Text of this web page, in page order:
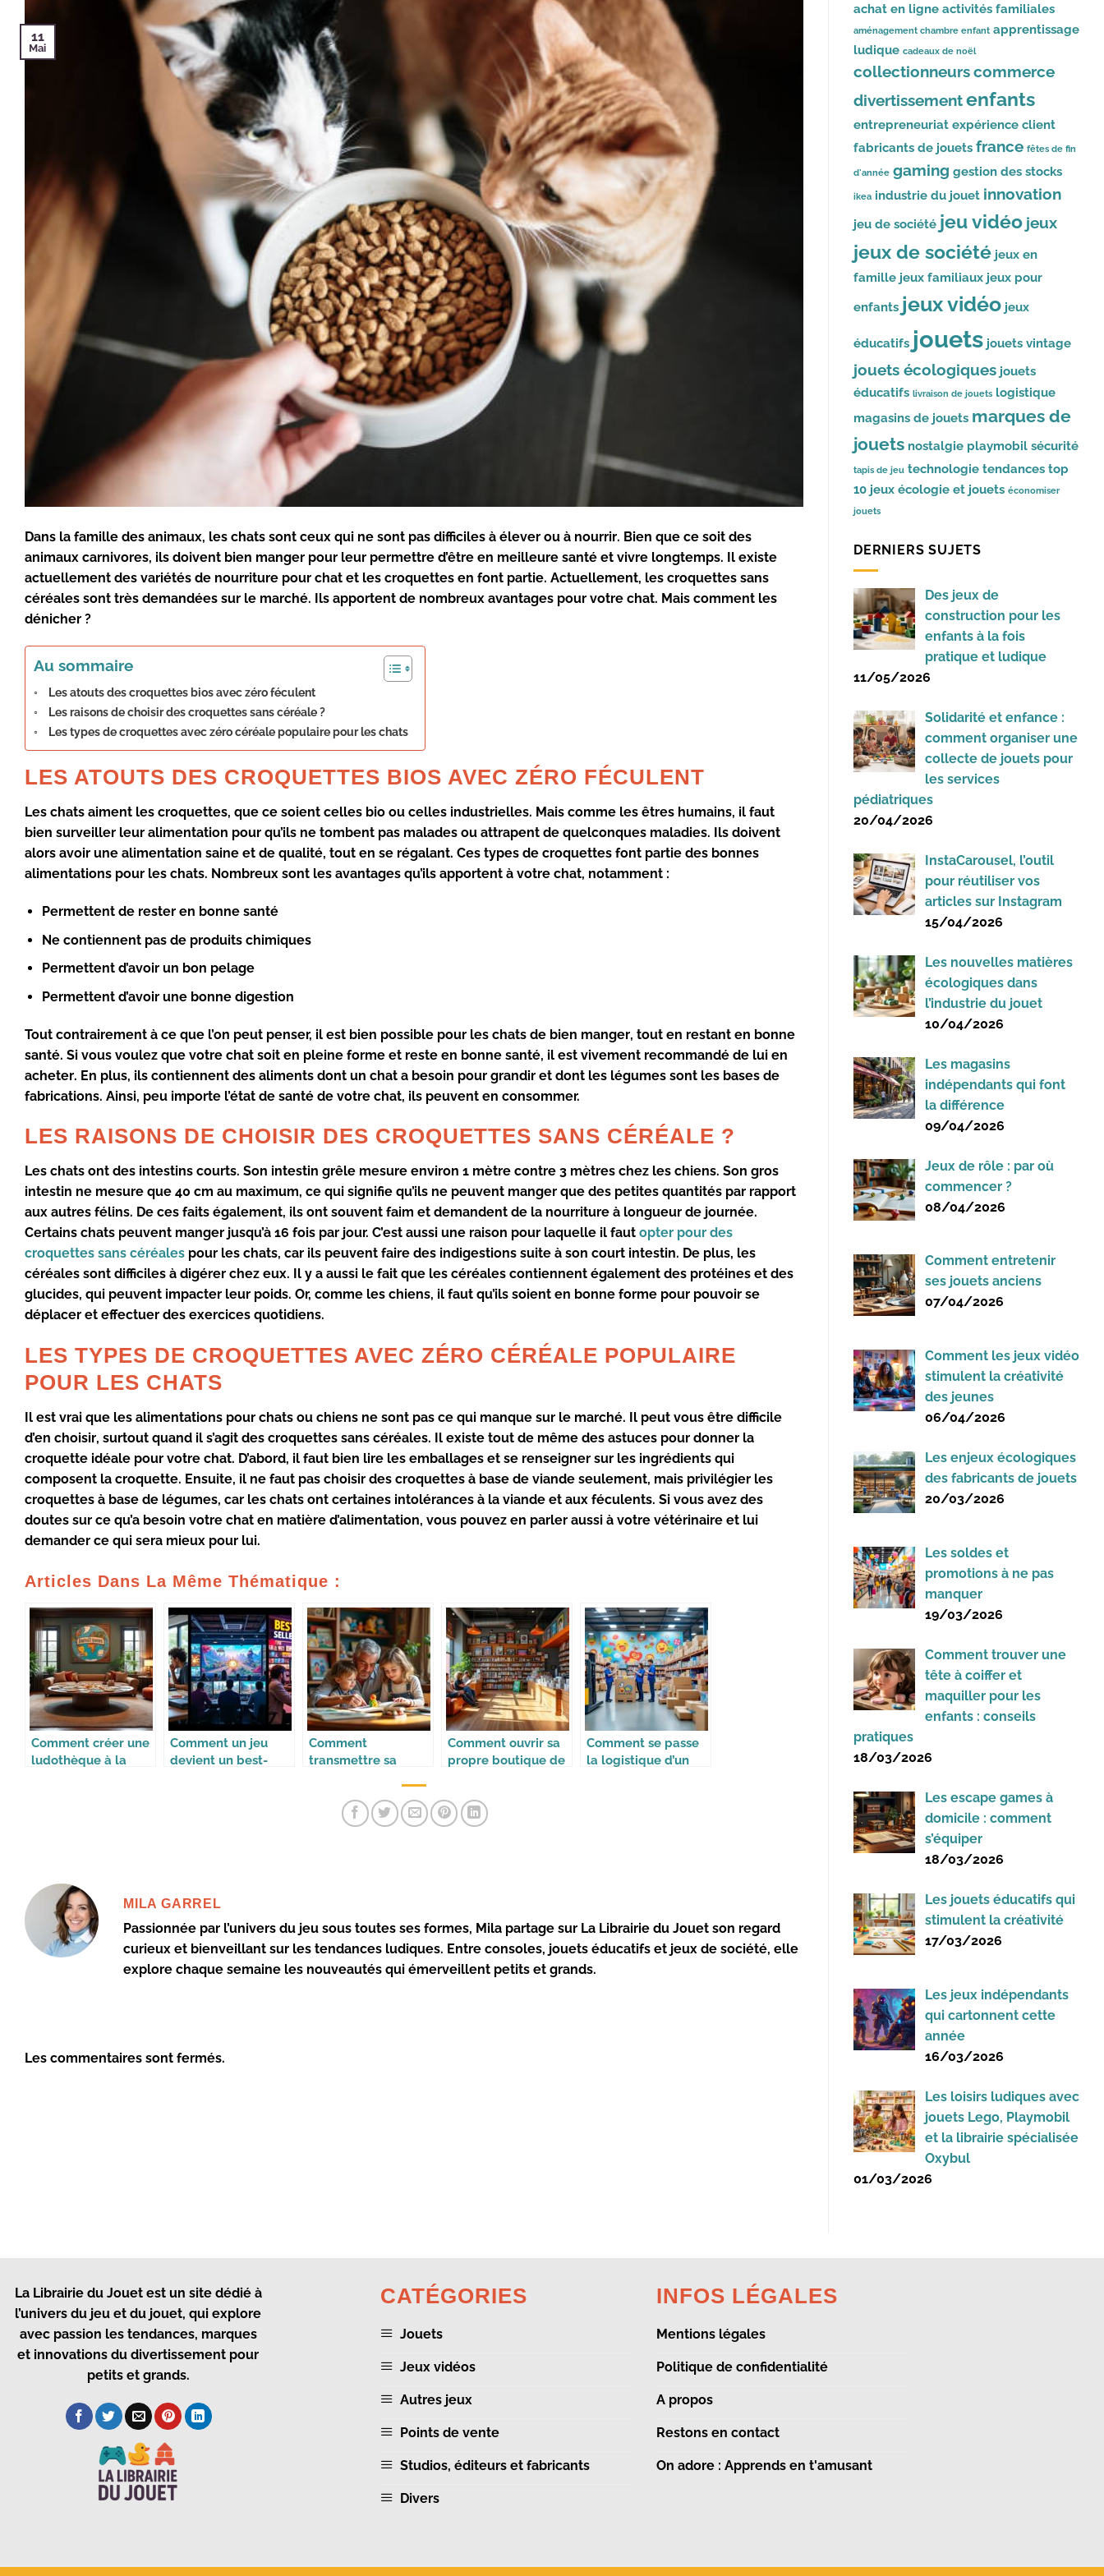
11
Mai
Dans la famille des animaux, les chats sont ceux qui ne sont pas difficiles à élever ou à nourrir. Bien que ce soit des
animaux carnivores, ils doivent bien manger pour leur permettre d’être en meilleure santé et vivre longtemps. Il existe
actuellement des variétés de nourriture pour chat et les croquettes en font partie. Actuellement, les croquettes sans
céréales sont très demandées sur le marché. Ils apportent de nombreux avantages pour votre chat. Mais comment les
dénicher ?
Au sommaire
Les atouts des croquettes bios avec zéro féculent
Les raisons de choisir des croquettes sans céréale ?
Les types de croquettes avec zéro céréale populaire pour les chats
LES ATOUTS DES CROQUETTES BIOS AVEC ZÉRO FÉCULENT
Les chats aiment les croquettes, que ce soient celles bio ou celles industrielles. Mais comme les êtres humains, il faut
bien surveiller leur alimentation pour qu’ils ne tombent pas malades ou attrapent de quelconques maladies. Ils doivent
alors avoir une alimentation saine et de qualité, tout en se régalant. Ces types de croquettes font partie des bonnes
alimentations pour les chats. Nombreux sont les avantages qu’ils apportent à votre chat, notamment :
Permettent de rester en bonne santé
Ne contiennent pas de produits chimiques
Permettent d’avoir un bon pelage
Permettent d’avoir une bonne digestion
Tout contrairement à ce que l’on peut penser, il est bien possible pour les chats de bien manger, tout en restant en bonne
santé. Si vous voulez que votre chat soit en pleine forme et reste en bonne santé, il est vivement recommandé de lui en
acheter. En plus, ils contiennent des aliments dont un chat a besoin pour grandir et dont les légumes sont les bases de
fabrications. Ainsi, peu importe l’état de santé de votre chat, ils peuvent en consommer.
LES RAISONS DE CHOISIR DES CROQUETTES SANS CÉRÉALE ?
Les chats ont des intestins courts. Son intestin grêle mesure environ 1 mètre contre 3 mètres chez les chiens. Son gros
intestin ne mesure que 40 cm au maximum, ce qui signifie qu’ils ne peuvent manger que des petites quantités par rapport
aux autres félins. De ces faits également, ils ont souvent faim et demandent de la nourriture à longueur de journée.
Certains chats peuvent manger jusqu’à 16 fois par jour. C’est aussi une raison pour laquelle il faut opter pour des
croquettes sans céréales pour les chats, car ils peuvent faire des indigestions suite à son court intestin. De plus, les
céréales sont difficiles à digérer chez eux. Il y a aussi le fait que les céréales contiennent également des protéines et des
glucides, qui peuvent impacter leur poids. Or, comme les chiens, il faut qu’ils soient en bonne forme pour pouvoir se
déplacer et effectuer des exercices quotidiens.
LES TYPES DE CROQUETTES AVEC ZÉRO CÉRÉALE POPULAIRE
POUR LES CHATS
Il est vrai que les alimentations pour chats ou chiens ne sont pas ce qui manque sur le marché. Il peut vous être difficile
d’en choisir, surtout quand il s’agit des croquettes sans céréales. Il existe tout de même des astuces pour donner la
croquette idéale pour votre chat. D’abord, il faut bien lire les emballages et se renseigner sur les ingrédients qui
composent la croquette. Ensuite, il ne faut pas choisir des croquettes à base de viande seulement, mais privilégier les
croquettes à base de légumes, car les chats ont certaines intolérances à la viande et aux féculents. Si vous avez des
doutes sur ce qu’a besoin votre chat en matière d’alimentation, vous pouvez en parler aussi à votre vétérinaire et lui
demander ce qui sera mieux pour lui.
Articles Dans La Même Thématique :
Comment créer une
ludothèque à la
Comment un jeu
devient un best-
Comment
transmettre sa
Comment ouvrir sa
propre boutique de
Comment se passe
la logistique d’un
MILA GARREL
Passionnée par l’univers du jeu sous toutes ses formes, Mila partage sur La Librairie du Jouet son regard
curieux et bienveillant sur les tendances ludiques. Entre consoles, jouets éducatifs et jeux de société, elle
explore chaque semaine les nouveautés qui émerveillent petits et grands.
Les commentaires sont fermés.
achat en ligne activités familiales
aménagement chambre enfant apprentissage
ludique cadeaux de noël
collectionneurscommerce
divertissementenfants
entrepreneuriat expérience client
fabricants de jouets france fêtes de fin
d'année gaming gestion des stocks
ikea industrie du jouet innovation
jeu de société jeu vidéo jeux
jeux de société jeux en
famille jeux familiaux jeux pour
enfants jeux vidéo jeux
éducatifs jouets jouets vintage
jouets écologiques jouets
éducatifs livraison de jouets logistique
magasins de jouets marques de
jouets nostalgie playmobil sécurité
tapis de jeu technologie tendances top
10 jeux écologie et jouets économiser
jouets
DERNIERS SUJETS
Des jeux de
construction pour les
enfants à la fois
pratique et ludique
11/05/2026
Solidarité et enfance :
comment organiser une
collecte de jouets pour
les services
pédiatriques
20/04/2026
InstaCarousel, l’outil
pour réutiliser vos
articles sur Instagram
15/04/2026
Les nouvelles matières
écologiques dans
l’industrie du jouet
10/04/2026
Les magasins
indépendants qui font
la différence
09/04/2026
Jeux de rôle : par où
commencer ?
08/04/2026
Comment entretenir
ses jouets anciens
07/04/2026
Comment les jeux vidéo
stimulent la créativité
des jeunes
06/04/2026
Les enjeux écologiques
des fabricants de jouets
20/03/2026
Les soldes et
promotions à ne pas
manquer
19/03/2026
Comment trouver une
tête à coiffer et
maquiller pour les
enfants : conseils
pratiques
18/03/2026
Les escape games à
domicile : comment
s’équiper
18/03/2026
Les jouets éducatifs qui
stimulent la créativité
17/03/2026
Les jeux indépendants
qui cartonnent cette
année
16/03/2026
Les loisirs ludiques avec
jouets Lego, Playmobil
et la librairie spécialisée
Oxybul
01/03/2026
La Librairie du Jouetest un site dédié à
l’univers du jeu et du jouet, qui explore
avec passion les tendances, marques
et innovations du divertissement pour
petits et grands.
CATÉGORIES
Jouets
Jeux vidéos
Autres jeux
Points de vente
Studios, éditeurs et fabricants
Divers
INFOS LÉGALES
Mentions légales
Politique de confidentialité
A propos
Restons en contact
On adore : Apprends en t'amusant